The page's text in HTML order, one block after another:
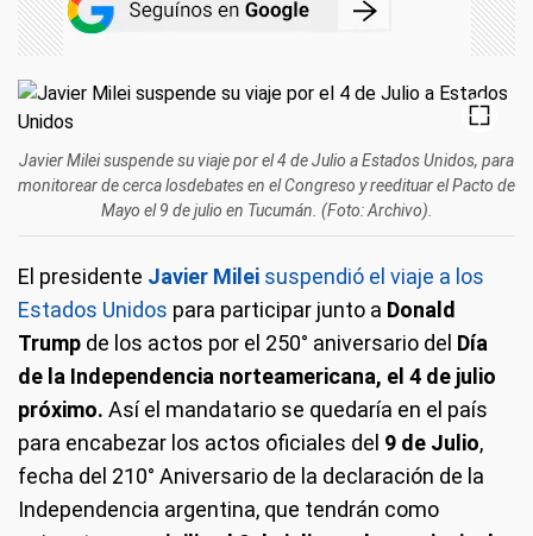
Javier Milei suspende su viaje por el 4 de Julio a Estados Unidos, para
monitorear de cerca losdebates en el Congreso y reedituar el Pacto de
Mayo el 9 de julio en Tucumán. (Foto: Archivo).
El presidente Javier Milei suspendió el viaje a los
Estados Unidos para participar junto a Donald
Trump de los actos por el 250° aniversario del Día
de la Independencia norteamericana, el 4 de julio
próximo. Así el mandatario se quedaría en el país
para encabezar los actos oficiales del 9 de Julio,
fecha del 210° Aniversario de la declaración de la
Independencia argentina, que tendrán como